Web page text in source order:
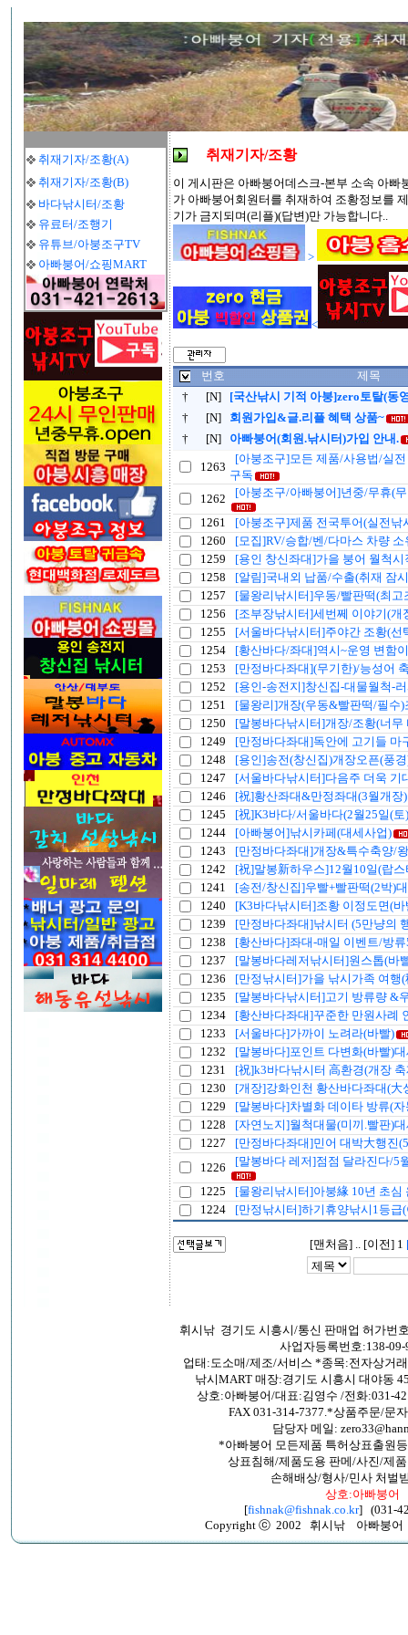
취재기자/조황(A)
취재기자/조황(B)
바다낚시터/조황
유료터/조행기
유튜브/아붕조구TV
아빠붕어/쇼핑MART
취재기자/조황
이 게시판은 아빠붕어데스크-본부 소속 아
가 아빠붕어회원터를 취재하여 조황정보를
기가 금지되며(리플)(답변)만 가능합니다..
>
<
번호
제목
†
[N]
[국산낚시 기적 아붕]zero토탈(동
†
[N]
회원가입&글.리플 혜택 상품~
†
[N] 아빠붕어(회원.낚시터)가입 안내.
1263
[아붕조구]모든 제품/사용법/실
구독
1262
[아붕조구/아빠붕어]년중/무휴(
1261
[아붕조구]제품 전국투어(실전낚
1260
[모집]RV/승합/벤/다마스 차량
1259
[용인 창신좌대]가을 붕어 월척시
1258
[알림]국내외 납품/수출(취재 잠
1257
[물왕리낚시터]우동/빨판떡(최고
1256
[조부장낚시터]세번쩨 이야기(개
1255
[서울바다낚시터]주야간 조황(선
1254
[황산바다/좌대]역시~운영 변함
1253
[만정바다좌대](무기한)/능성어
1252
[용인-송전지]창신집-대물월척-
1251
[물왕리]개장(우동&빨판떡/필수)
1250
[말봉바다낚시터]개장/조황(너무
1249
[만정바다좌대]독안에 고기들 마
1248
[용인]송전(창신집)개장오픈(풍
1247
[서울바다낚시터]다음주 더욱 기
1246
[祝]황산좌대&만정좌대(3월개장)
1245
[祝]K3바다/서울바다(2월25일(토
1244
[아빠붕어]낚시카페(대세사업)
1243
[만정바다좌대]개장&특수축양/
1242
[祝]말봉新하우스]12월10일(랍
1241
[송전/창신집]우빨+빨판떡(2박)
1240
[K3바다낚시터]조황 이정도면(바
1239
[만정바다좌대]낚시터 (5만냥의
1238
[황산바다]좌대-매일 이벤트/방
1237
[말봉바다레저낚시터]원스톱(바
1236
[만정낚시터]가을 낚시가족 여행(
1235
[말봉바다낚시터]고기 방류량 &
1234
[황산바다좌대]꾸준한 만원사례
1233
[서울바다]가까이 노려라(바빨)
1232
[말봉바다]포인트 다변화(바빨)
1231
[祝]k3바다낚시터 高환경(개장
1230
[개장]강화인천 황산바다좌대(大
1229
[말봉바다]차별화 데이타 방류(자
1228
[자연노지]월척대물(미끼.빨판)
1227
[만정바다좌대]민어 대박大행진
1226
[말봉바다 레저]점점 달라진다/5
1225
[물왕리낚시터]아붕緣 10년 초심
1224
[만정낚시터]하기휴양낚시1등급
[맨처음] .. [이전] 1
휘시낚 경기도 시흥시/통신 판매업 허가번
사업자등록번호:138-09-
업태:도소매/제조/서비스 *종목:전자상거
낚시MART 매장:경기도 시흥시 대야동
상호:아빠붕어/대표:김영수 /전화:031-
FAX 031-314-7377.*상품주문/문
담당자 메일:
*아빠붕어 모든제품 특허상표출원
상표침해/제품도용 판메/사진/제
손해배상/형사/민사 처벌
상호:아빠붕어
[fishnak@fishnak.co.kr] (031-
Copyright ⓒ 2002 휘시낚 아빠붕어